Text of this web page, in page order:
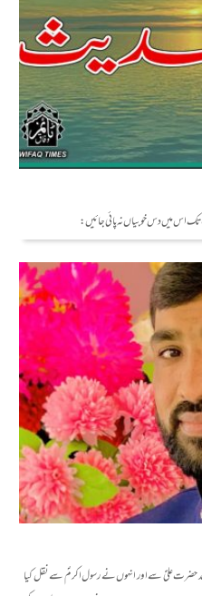
اس میں دس خوبیاں نہ پائی جائیں:
حضرت علیؑ سے اور انہوں نے رسول اکرمؐ سے نقل کیا